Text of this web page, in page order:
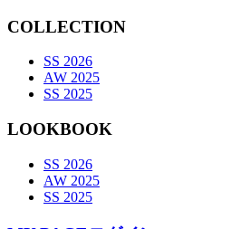
COLLECTION
SS 2026
AW 2025
SS 2025
LOOKBOOK
SS 2026
AW 2025
SS 2025